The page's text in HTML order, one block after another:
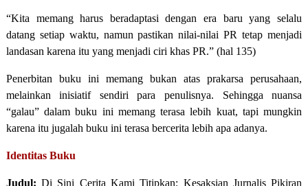
“Kita memang harus beradaptasi dengan era baru yang selalu
datang setiap waktu, namun pastikan nilai-nilai PR tetap menjadi
landasan karena itu yang menjadi ciri khas PR.” (hal 135)
Penerbitan buku ini memang bukan atas prakarsa perusahaan,
melainkan inisiatif sendiri para penulisnya. Sehingga nuansa
“galau” dalam buku ini memang terasa lebih kuat, tapi mungkin
karena itu jugalah buku ini terasa bercerita lebih apa adanya.
Identitas Buku
Judul:Di Sini Cerita Kami Titipkan: Kesaksian Jurnalis Pikiran